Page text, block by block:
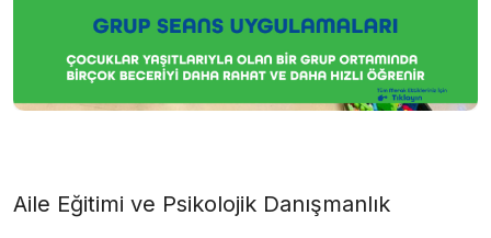
Aile Eğitimi ve Psikolojik Danışmanlık